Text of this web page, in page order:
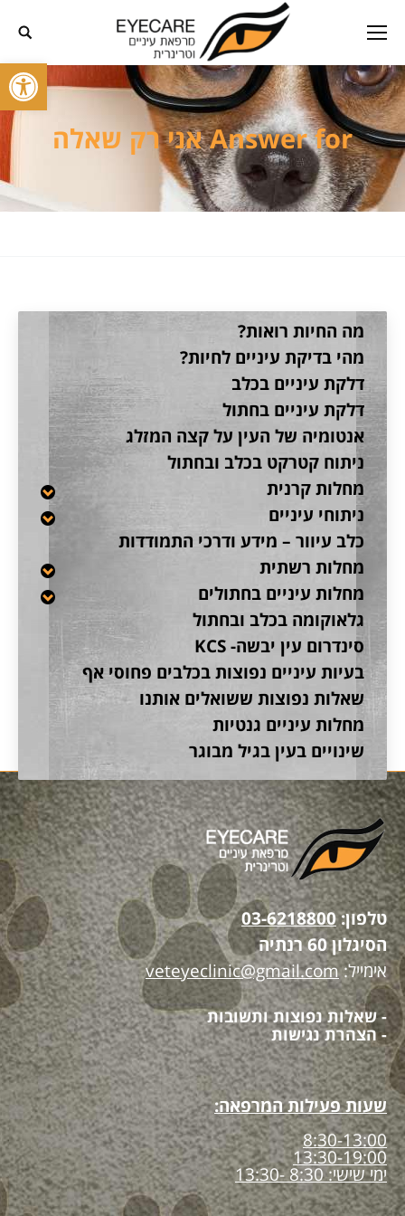
פתח
Answer for אני רק שאלה
מה החיות רואות?
מהי בדיקת עיניים לחיות?
דלקת עיניים בכלב
דלקת עיניים בחתול
אנטומיה של העין על קצה המזלג
ניתוח קטרקט בכלב ובחתול
מחלות קרנית
ניתוחי עיניים
כלב עיוור – מידע ודרכי התמודדות
מחלות רשתית
מחלות עיניים בחתולים
גלאוקומה בכלב ובחתול
סינדרום עין יבשה- KCS
בעיות עיניים נפוצות בכלבים פחוסי אף
שאלות נפוצות ששואלים אותנו
מחלות עיניים גנטיות
שינויים בעין בגיל מבוגר
טלפון:03-6218800
הסיגלון 60 רנתיה
אימייל:veteyeclinic@gmail.com
- שאלות נפוצות ותשובות
- הצהרת נגישות
שעות פעילות המרפאה:
8:30-13:00
13:30-19:00
ימי שישי: 8:30 -13:30